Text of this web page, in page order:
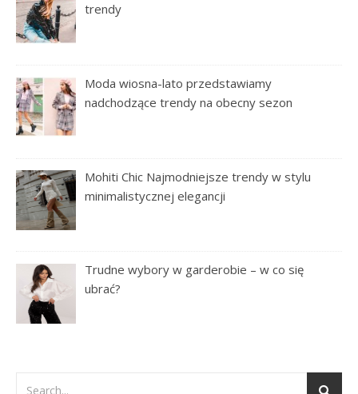
trendy
Moda wiosna-lato przedstawiamy
nadchodzące trendy na obecny sezon
Mohiti Chic Najmodniejsze trendy w stylu
minimalistycznej elegancji
Trudne wybory w garderobie – w co się
ubrać?